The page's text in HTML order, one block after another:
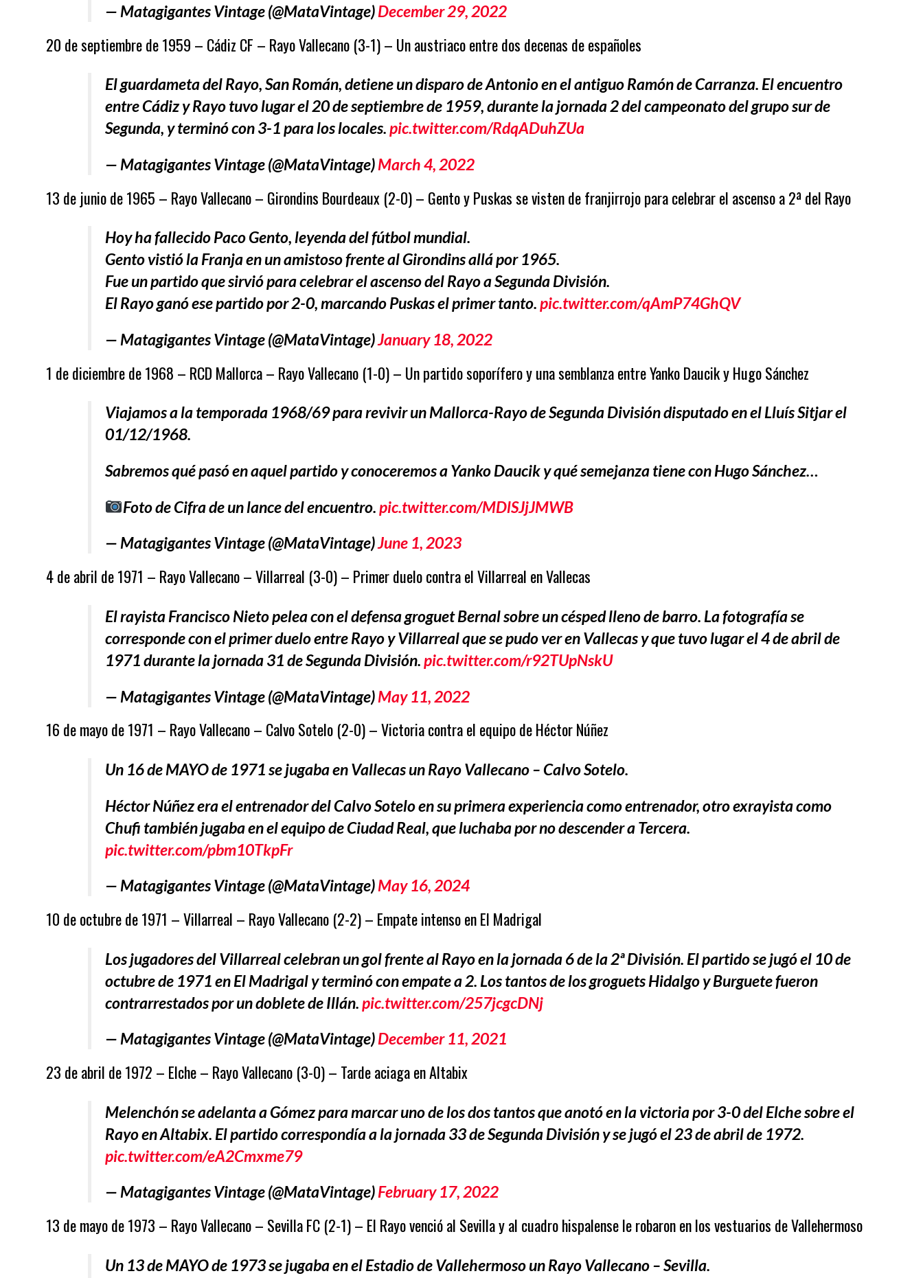
— Matagigantes Vintage (@MataVintage)December 29, 2022
20 de septiembre de 1959 – Cádiz CF – Rayo Vallecano (3-1) – Un austriaco entre dos decenas de españoles
El guardameta del Rayo, San Román, detiene un disparo de Antonio en el antiguo Ramón de Carranza. El encuentro
entre Cádiz y Rayo tuvo lugar el 20 de septiembre de 1959, durante la jornada 2 del campeonato del grupo sur de
Segunda, y terminó con 3-1 para los locales.pic.twitter.com/RdqADuhZUa
— Matagigantes Vintage (@MataVintage)March 4, 2022
13 de junio de 1965 – Rayo Vallecano – Girondins Bourdeaux (2-0) – Gento y Puskas se visten de franjirrojo para celebrar el ascenso a 2ª del Rayo
Hoy ha fallecido Paco Gento, leyenda del fútbol mundial.
Gento vistió la Franja en un amistoso frente al Girondins allá por 1965.
Fue un partido que sirvió para celebrar el ascenso del Rayo a Segunda División.
El Rayo ganó ese partido por 2-0, marcando Puskas el primer tanto.pic.twitter.com/qAmP74GhQV
— Matagigantes Vintage (@MataVintage)January 18, 2022
1 de diciembre de 1968 – RCD Mallorca – Rayo Vallecano (1-0) – Un partido soporífero y una semblanza entre Yanko Daucik y Hugo Sánchez
Viajamos a la temporada 1968/69 para revivir un Mallorca-Rayo de Segunda División disputado en el Lluís Sitjar el
01/12/1968.
Sabremos qué pasó en aquel partido y conoceremos a Yanko Daucik y qué semejanza tiene con Hugo Sánchez…
Foto de Cifra de un lance del encuentro.pic.twitter.com/MDlSJjJMWB
— Matagigantes Vintage (@MataVintage)June 1, 2023
4 de abril de 1971 – Rayo Vallecano – Villarreal (3-0) – Primer duelo contra el Villarreal en Vallecas
El rayista Francisco Nieto pelea con el defensa groguet Bernal sobre un césped lleno de barro. La fotografía se
corresponde con el primer duelo entre Rayo y Villarreal que se pudo ver en Vallecas y que tuvo lugar el 4 de abril de
1971 durante la jornada 31 de Segunda División.pic.twitter.com/r92TUpNskU
— Matagigantes Vintage (@MataVintage)May 11, 2022
16 de mayo de 1971 – Rayo Vallecano – Calvo Sotelo (2-0) – Victoria contra el equipo de Héctor Núñez
Un 16 de MAYO de 1971 se jugaba en Vallecas un Rayo Vallecano – Calvo Sotelo.
Héctor Núñez era el entrenador del Calvo Sotelo en su primera experiencia como entrenador, otro exrayista como
Chufi también jugaba en el equipo de Ciudad Real, que luchaba por no descender a Tercera.
pic.twitter.com/pbm10TkpFr
— Matagigantes Vintage (@MataVintage)May 16, 2024
10 de octubre de 1971 – Villarreal – Rayo Vallecano (2-2) – Empate intenso en El Madrigal
Los jugadores del Villarreal celebran un gol frente al Rayo en la jornada 6 de la 2ª División. El partido se jugó el 10 de
octubre de 1971 en El Madrigal y terminó con empate a 2. Los tantos de los groguets Hidalgo y Burguete fueron
contrarrestados por un doblete de Illán.pic.twitter.com/257jcgcDNj
— Matagigantes Vintage (@MataVintage)December 11, 2021
23 de abril de 1972 – Elche – Rayo Vallecano (3-0) – Tarde aciaga en Altabix
Melenchón se adelanta a Gómez para marcar uno de los dos tantos que anotó en la victoria por 3-0 del Elche sobre el
Rayo en Altabix. El partido correspondía a la jornada 33 de Segunda División y se jugó el 23 de abril de 1972.
pic.twitter.com/eA2Cmxme79
— Matagigantes Vintage (@MataVintage)February 17, 2022
13 de mayo de 1973 – Rayo Vallecano – Sevilla FC (2-1) – El Rayo venció al Sevilla y al cuadro hispalense le robaron en los vestuarios de Vallehermoso
Un 13 de MAYO de 1973 se jugaba en el Estadio de Vallehermoso un Rayo Vallecano – Sevilla.